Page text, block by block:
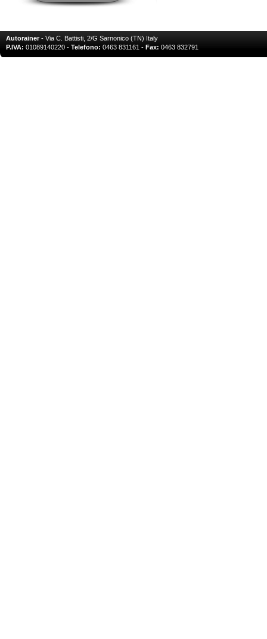
Autorainer- Via C. Battisti, 2/G Sarnonico (TN) Italy
P.IVA: 01089140220 - Telefono: 0463 831161 - Fax: 0463 832791